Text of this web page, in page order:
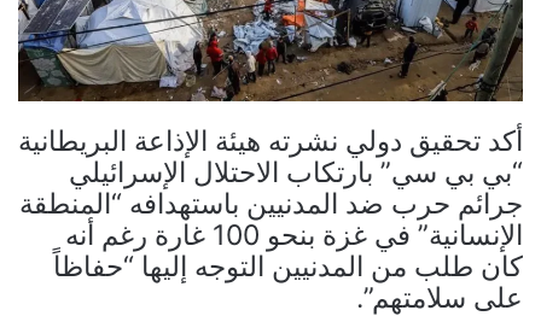
أكد تحقيق دولي نشرته هيئة الإذاعة البريطانية
“بي بي سي” بارتكاب الاحتلال الإسرائيلي
جرائم حرب ضد المدنيين باستهدافه “المنطقة
الإنسانية” في غزة بنحو 100 غارة رغم أنه
كان طلب من المدنيين التوجه إليها “حفاظاً
على سلامتهم”.